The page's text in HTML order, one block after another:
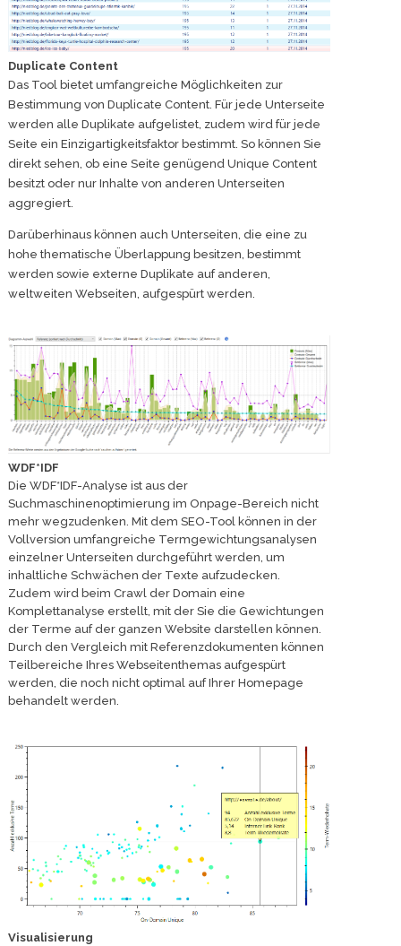
Duplicate Content
Das Tool bietet umfangreiche Möglichkeiten zur
Bestimmung von Duplicate Content. Für jede Unterseite
werden alle Duplikate aufgelistet, zudem wird für jede
Seite ein Einzigartigkeitsfaktor bestimmt. So können Sie
direkt sehen, ob eine Seite genügend Unique Content
besitzt oder nur Inhalte von anderen Unterseiten
aggregiert.
Darüberhinaus können auch Unterseiten, die eine zu
hohe thematische Überlappung besitzen, bestimmt
werden sowie externe Duplikate auf anderen,
weltweiten Webseiten, aufgespürt werden.
WDF*IDF
Die WDF*IDF-Analyse ist aus der
Suchmaschinenoptimierung im Onpage-Bereich nicht
mehr wegzudenken. Mit dem SEO-Tool können in der
Vollversion umfangreiche Termgewichtungsanalysen
einzelner Unterseiten durchgeführt werden, um
inhaltliche Schwächen der Texte aufzudecken.
Zudem wird beim Crawl der Domain eine
Komplettanalyse erstellt, mit der Sie die Gewichtungen
der Terme auf der ganzen Website darstellen können.
Durch den Vergleich mit Referenzdokumenten können
Teilbereiche Ihres Webseitenthemas aufgespürt
werden, die noch nicht optimal auf Ihrer Homepage
behandelt werden.
Visualisierung